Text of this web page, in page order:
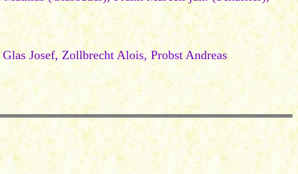
Josef, Zollbrecht Alois, Probst Andreas